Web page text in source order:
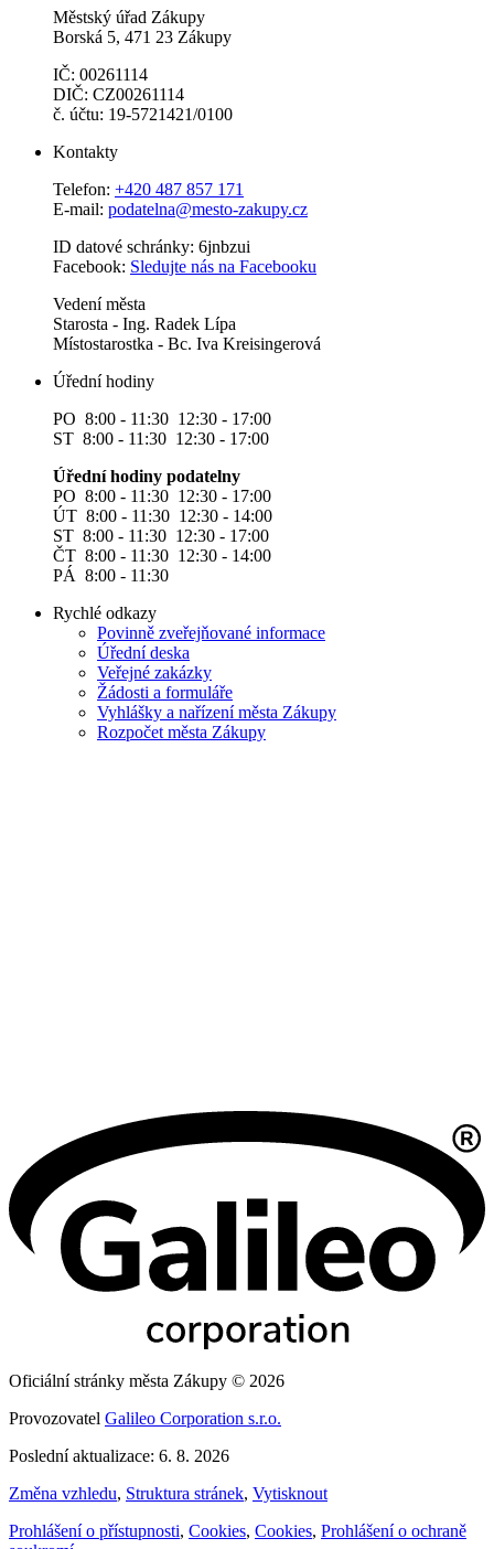
Městský úřad Zákupy
Borská 5, 471 23 Zákupy
IČ: 00261114
DIČ: CZ00261114
č. účtu: 19-5721421/0100
Kontakty
Telefon: +420 487 857 171
E-mail: podatelna@mesto-zakupy.cz
ID datové schránky: 6jnbzui
Facebook: Sledujte nás na Facebooku
Vedení města
Starosta - Ing. Radek Lípa
Místostarostka - Bc. Iva Kreisingerová
Úřední hodiny
PO 8:00 - 11:30 12:30 - 17:00
ST 8:00 - 11:30 12:30 - 17:00
Úřední hodiny podatelny
PO 8:00 - 11:30 12:30 - 17:00
ÚT 8:00 - 11:30 12:30 - 14:00
ST 8:00 - 11:30 12:30 - 17:00
ČT 8:00 - 11:30 12:30 - 14:00
PÁ 8:00 - 11:30
Rychlé odkazy
Povinně zveřejňované informace
Úřední deska
Veřejné zakázky
Žádosti a formuláře
Vyhlášky a nařízení města Zákupy
Rozpočet města Zákupy
Oficiální stránky města Zákupy © 2026
Provozovatel Galileo Corporation s.r.o.
Poslední aktualizace: 6. 8. 2026
Změna vzhledu, Struktura stránek, Vytisknout
Prohlášení o přístupnosti, Cookies, Cookies, Prohlášení o ochraně